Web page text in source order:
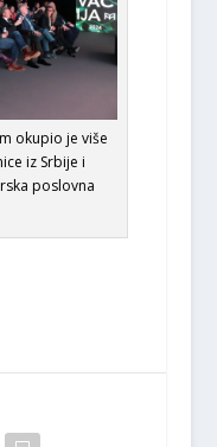
okupio je više
iz Srbije i
poslovna